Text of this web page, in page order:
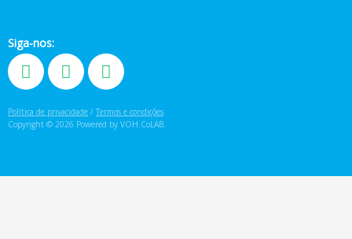
Siga-nos:
Política de privacidade / Termos e condições.
Copyright © 2026 Powered by VOH.CoLAB.